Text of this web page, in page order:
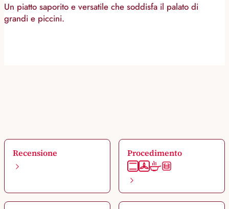
Un piatto saporito e versatile che soddisfa il palato di
grandi e piccini.
Recensione Procedimento